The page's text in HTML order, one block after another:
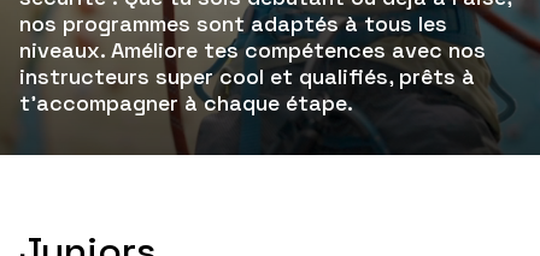
nos programmes sont adaptés à tous les
niveaux. Améliore tes compétences avec nos
instructeurs super cool et qualifiés, prêts à
t'accompagner à chaque étape.